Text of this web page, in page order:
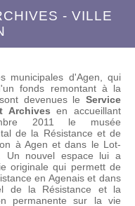
- VILLE
municipales d'Agen, qui
fonds remontant à la
devenues le Service
Archives en accueillant
2011 le musée
de la Résistance et de
à Agen et dans le Lot-
Un nouvel espace lui a
originale qui permett de
en Agenais et dans
de la Résistance et la
permanente sur la vie